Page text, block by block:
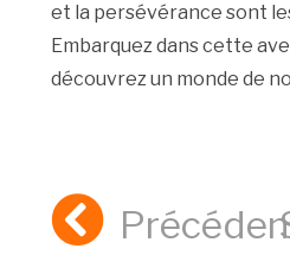
et la persévérance sont
Embarquez dans cette
découvrez un monde de